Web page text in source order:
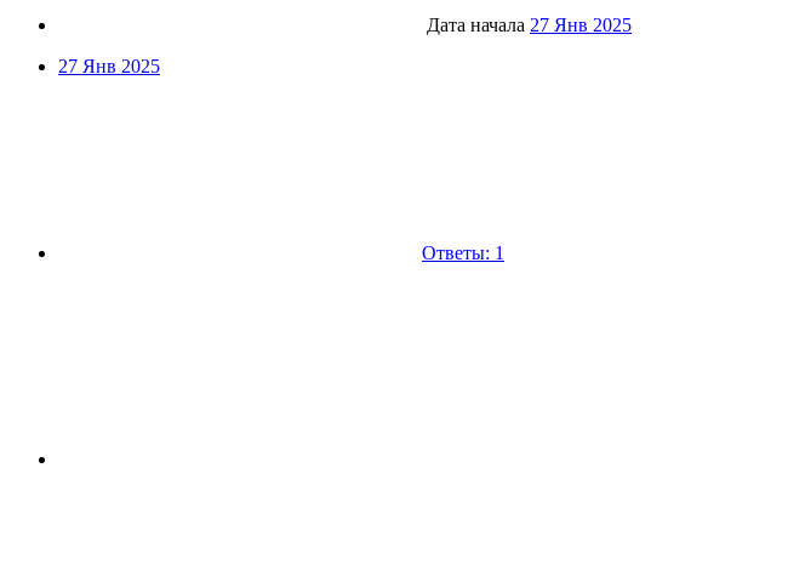
Дата начала 27 Янв 2025
27 Янв 2025
Ответы: 1